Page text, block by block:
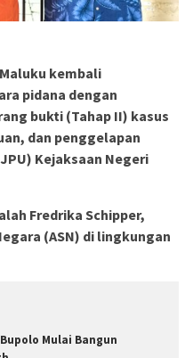
kembali
pidana dengan
bukti (Tahap II) kasus
dan penggelapan
Kejaksaan Negeri
Fredrika Schipper,
(ASN) di lingkungan
Mulai Bangun